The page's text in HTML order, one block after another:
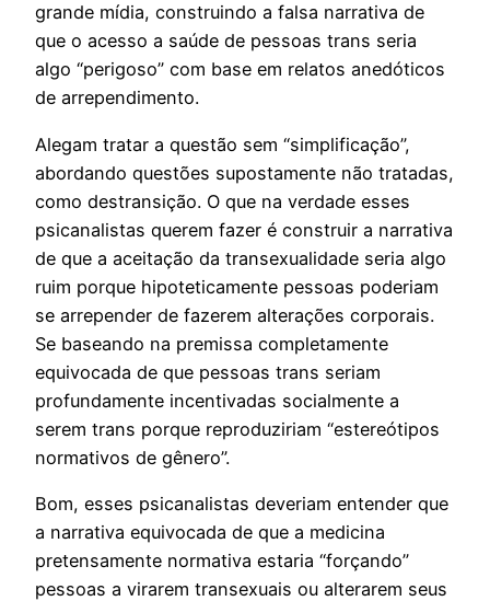
grande mídia, construindo a falsa narrativa de
que o acesso a saúde de pessoas trans seria
algo “perigoso” com base em relatos anedóticos
de arrependimento.
Alegam tratar a questão sem “simplificação”,
abordando questões supostamente não tratadas,
como destransição. O que na verdade esses
psicanalistas querem fazer é construir a narrativa
de que a aceitação da transexualidade seria algo
ruim porque hipoteticamente pessoas poderiam
se arrepender de fazerem alterações corporais.
Se baseando na premissa completamente
equivocada de que pessoas trans seriam
profundamente incentivadas socialmente a
serem trans porque reproduziriam “estereótipos
normativos de gênero”.
Bom, esses psicanalistas deveriam entender que
a narrativa equivocada de que a medicina
pretensamente normativa estaria “forçando”
pessoas a virarem transexuais ou alterarem seus